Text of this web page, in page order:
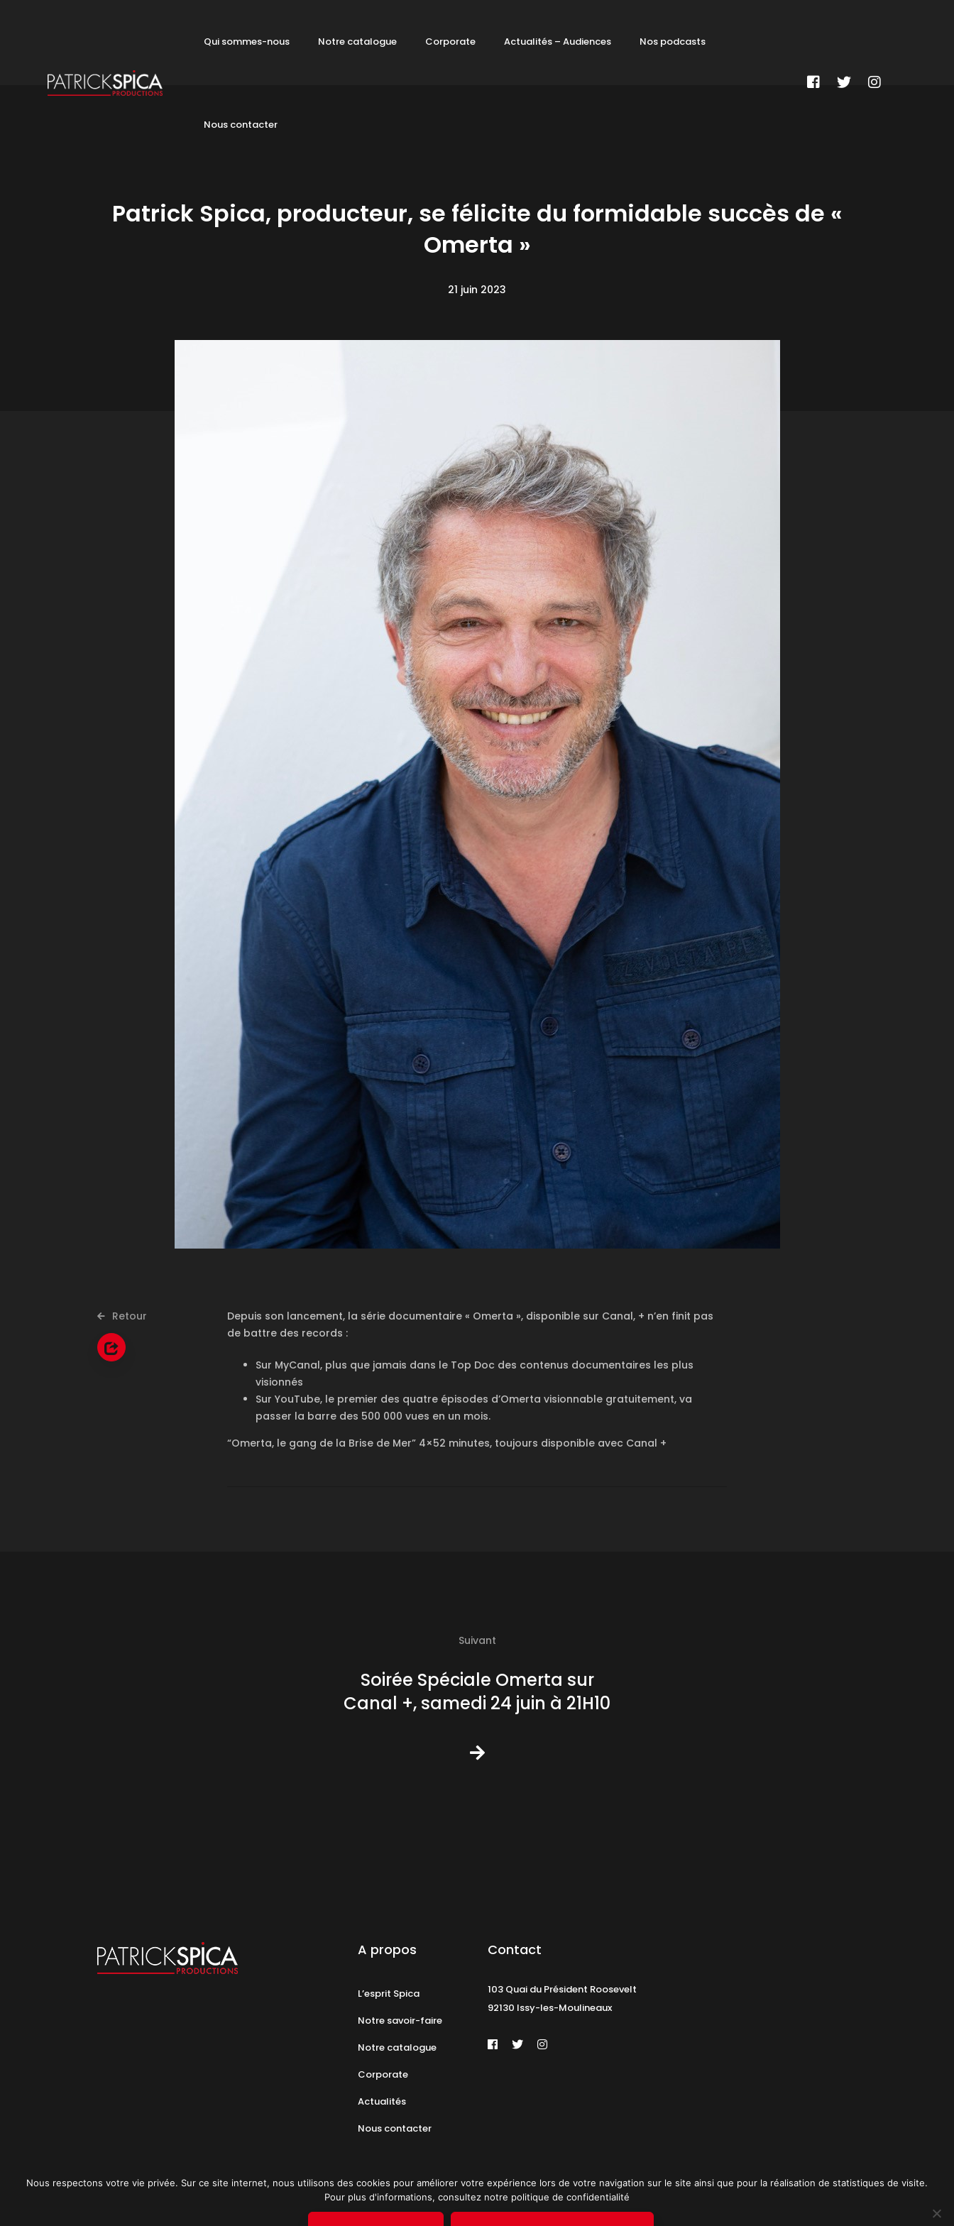
Qui sommes-nous Notre catalogue Corporate Actualités – Audiences Nos podcasts
Nous contacter
Patrick Spica, producteur, se félicite du formidable succès de «
Omerta »
21 juin 2023
Retour
Depuis son lancement, la série documentaire « Omerta », disponible sur Canal, + n’en finit pas
de battre des records :
Sur MyCanal, plus que jamais dans le Top Doc des contenus documentaires les plus
visionnés
Sur YouTube, le premier des quatre épisodes d’Omerta visionnable gratuitement, va
passer la barre des 500 000 vues en un mois.
“Omerta, le gang de la Brise de Mer” 4×52 minutes, toujours disponible avec Canal +
Suivant
Soirée Spéciale Omerta sur
Canal +, samedi 24 juin à 21H10
A propos
L’esprit Spica
Notre savoir-faire
Notre catalogue
Corporate
Actualités
Nous contacter
Contact
103 Quai du Président Roosevelt
92130 Issy-les-Moulineaux
Politique de confidentialité Plan du site © 2019 PATRICK SPICA PRODUCTIONS. Tous droits réservés.
Nous respectons votre vie privée. Sur ce site internet, nous utilisons des cookies pour améliorer votre expérience lors de votre navigation sur le site ainsi que pour la réalisation de statistiques de visite.
Pour plus d'informations, consultez notre politique de confidentialité